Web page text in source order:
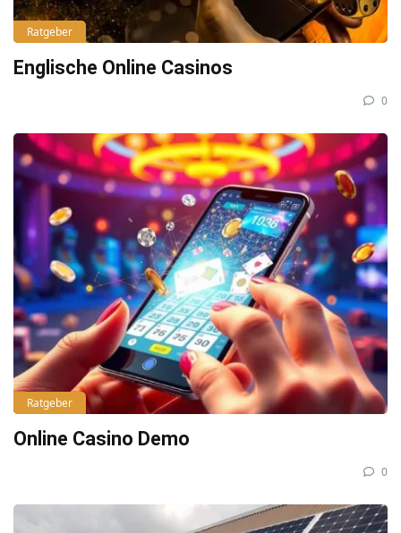
Ratgeber
Englische Online Casinos
0
Ratgeber
Online Casino Demo
0